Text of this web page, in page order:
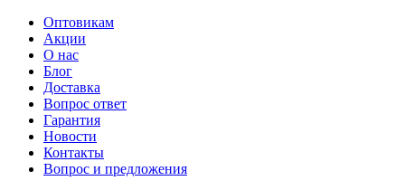
Оптовикам
Акции
О нас
Блог
Доставка
Вопрос ответ
Гарантия
Новости
Контакты
Вопрос и предложения